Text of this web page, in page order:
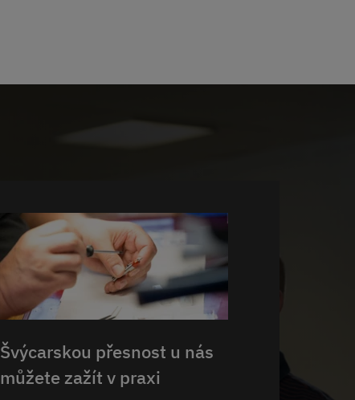
Švýcarskou přesnost u nás
můžete zažít v praxi